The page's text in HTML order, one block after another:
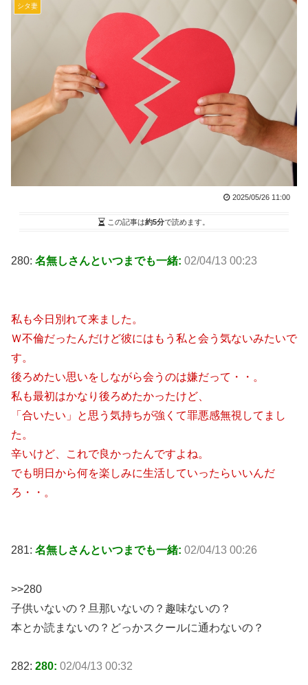
シタ妻
2025/05/26 11:00
この記事は約5分で読めます。
280: 名無しさんといつまでも一緒: 02/04/13 00:23
私も今日別れて来ました。
Ｗ不倫だったんだけど彼にはもう私と会う気ないみたいで
す。
後ろめたい思いをしながら会うのは嫌だって・・。
私も最初はかなり後ろめたかったけど、
「合いたい」と思う気持ちが強くて罪悪感無視してまし
た。
辛いけど、これで良かったんですよね。
でも明日から何を楽しみに生活していったらいいんだ
ろ・・。
281: 名無しさんといつまでも一緒: 02/04/13 00:26
>>280
子供いないの？旦那いないの？趣味ないの？
本とか読まないの？どっかスクールに通わないの？
282: 280: 02/04/13 00:32